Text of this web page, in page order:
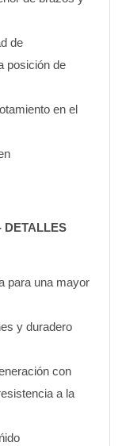
de
posición de
en el
DETALLES
para una mayor
y duradero
con
a la